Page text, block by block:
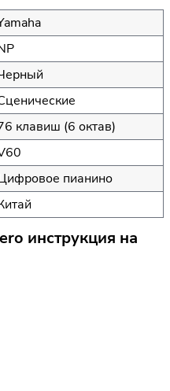
клавиш (6 октав)
пианино
инструкция на